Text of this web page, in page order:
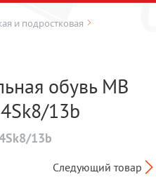
и подростковая
обувь MB
13b
13b
Следующий товар